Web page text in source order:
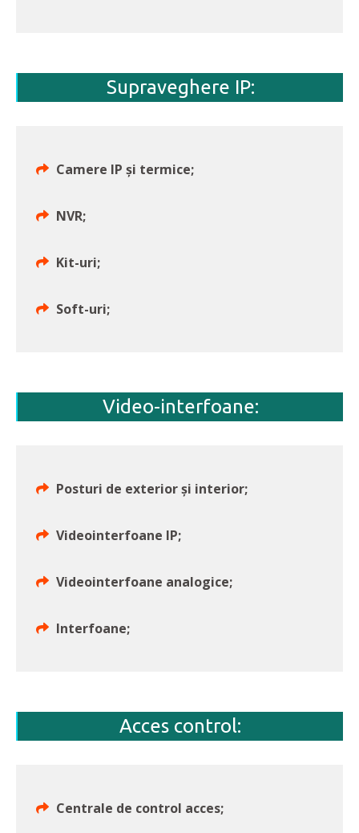
Supraveghere IP:
Camere IP şi termice;
NVR;
Kit-uri;
Soft-uri;
Video-interfoane:
Posturi de exterior și interior;
Videointerfoane IP;
Videointerfoane analogice;
Interfoane;
Acces control:
Centrale de control acces;